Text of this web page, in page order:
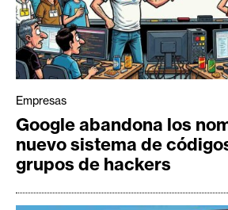
Empresas
Google abandona los
nuevo sistema de
grupos de hackers